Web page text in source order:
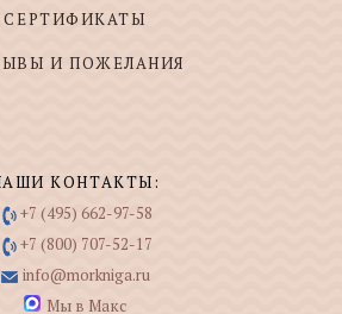
СЕРТИФИКАТЫ
И ПОЖЕЛАНИЯ
КОНТАКТЫ:
+7 (495) 662-97-58
+7 (800) 707-52-17
info@morkniga.ru
Мы в Макс